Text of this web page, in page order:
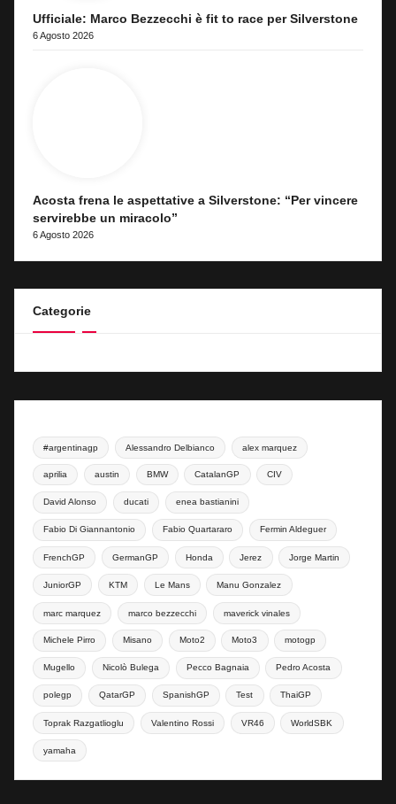
Ufficiale: Marco Bezzecchi è fit to race per Silverstone
6 Agosto 2026
Acosta frena le aspettative a Silverstone: “Per vincere
servirebbe un miracolo”
6 Agosto 2026
Categorie
#argentinagp Alessandro Delbianco alex marquez
aprilia austin BMW CatalanGP CIV
David Alonso ducati enea bastianini
Fabio Di Giannantonio Fabio Quartararo Fermin Aldeguer
FrenchGP GermanGP Honda Jerez Jorge Martin
JuniorGP KTM Le Mans Manu Gonzalez
marc marquez marco bezzecchi maverick vinales
Michele Pirro Misano Moto2 Moto3 motogp
Mugello Nicolò Bulega Pecco Bagnaia Pedro Acosta
polegp QatarGP SpanishGP Test ThaiGP
Toprak Razgatlioglu Valentino Rossi VR46 WorldSBK
yamaha